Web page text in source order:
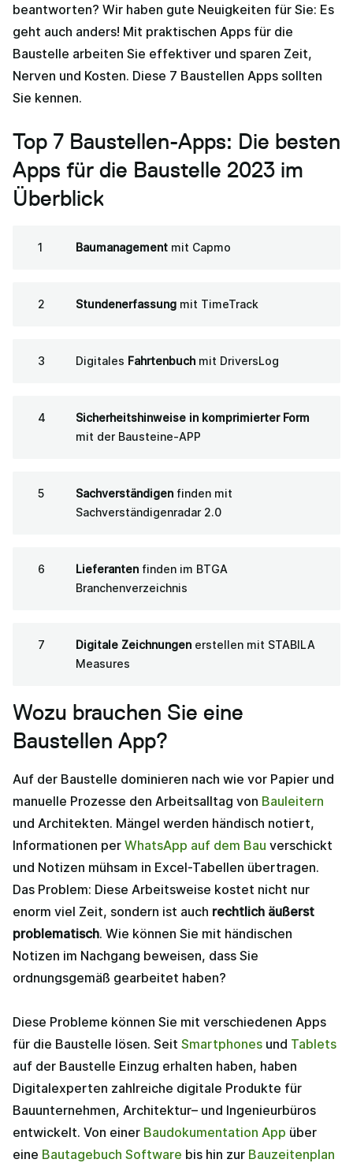
beantworten? Wir haben gute Neuigkeiten für Sie: Es
geht auch anders! Mit praktischen Apps für die
Baustelle arbeiten Sie effektiver und sparen Zeit,
Nerven und Kosten. Diese 7 Baustellen Apps sollten
Sie kennen.
Top 7 Baustellen-Apps: Die besten
Apps für die Baustelle 2023 im
Überblick
Baumanagement mit Capmo
Stundenerfassung mit TimeTrack
Digitales Fahrtenbuch mit DriversLog
Sicherheitshinweise in komprimierter Form
mit der Bausteine-APP
Sachverständigen finden mit
Sachverständigenradar 2.0
Lieferanten finden im BTGA
Branchenverzeichnis
Digitale Zeichnungen erstellen mit STABILA
Measures
Wozu brauchen Sie eine
Baustellen App?
Auf der Baustelle dominieren nach wie vor Papier und
manuelle Prozesse den Arbeitsalltag von Bauleitern
und Architekten. Mängel werden händisch notiert,
Informationen per WhatsApp auf dem Bau verschickt
und Notizen mühsam in Excel-Tabellen übertragen.
Das Problem: Diese Arbeitsweise kostet nicht nur
enorm viel Zeit, sondern ist auch rechtlich äußerst
problematisch. Wie können Sie mit händischen
Notizen im Nachgang beweisen, dass Sie
ordnungsgemäß gearbeitet haben?
Diese Probleme können Sie mit verschiedenen Apps
für die Baustelle lösen. Seit Smartphones und Tablets
auf der Baustelle Einzug erhalten haben, haben
Digitalexperten zahlreiche digitale Produkte für
Bauunternehmen, Architektur– und Ingenieurbüros
entwickelt. Von einer Baudokumentation App über
eine Bautagebuch Software bis hin zur Bauzeitenplan